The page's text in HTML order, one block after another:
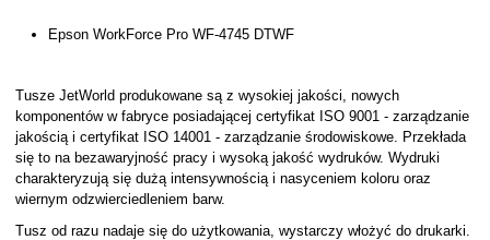
Epson WorkForce Pro WF-4745 DTWF
Tusze JetWorld produkowane są z wysokiej jakości, nowych
komponentów w fabryce posiadającej certyfikat ISO 9001 - zarządzanie
jakością i certyfikat ISO 14001 - zarządzanie środowiskowe. Przekłada
się to na bezawaryjność pracy i wysoką jakość wydruków. Wydruki
charakteryzują się dużą intensywnością i nasyceniem koloru oraz
wiernym odzwierciedleniem barw.
Tusz od razu nadaje się do użytkowania, wystarczy włożyć do drukarki.